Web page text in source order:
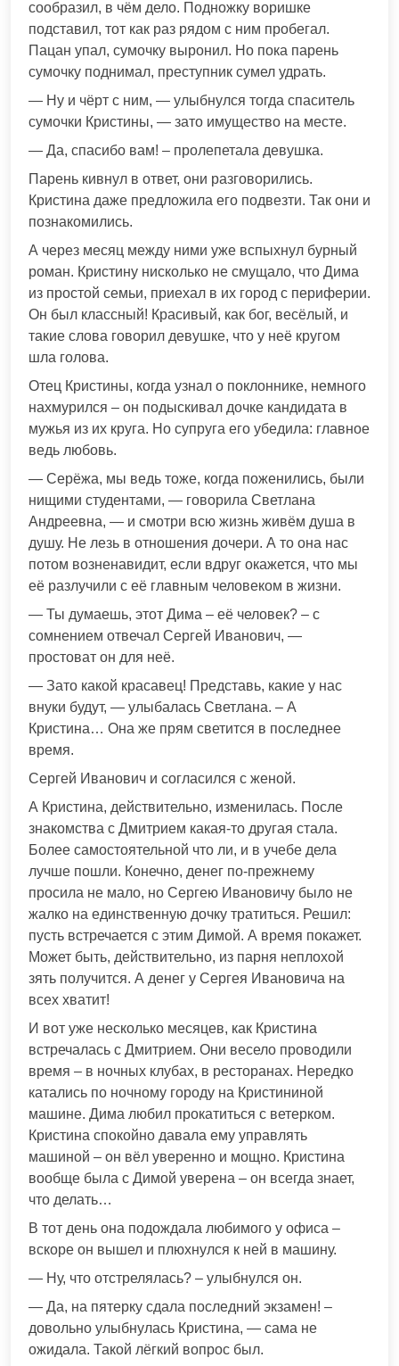
сообразил, в чём дело. Подножку воришке
подставил, тот как раз рядом с ним пробегал.
Пацан упал, сумочку выронил. Но пока парень
сумочку поднимал, преступник сумел удрать.
— Ну и чёрт с ним, — улыбнулся тогда спаситель
сумочки Кристины, — зато имущество на месте.
— Да, спасибо вам! – пролепетала девушка.
Парень кивнул в ответ, они разговорились.
Кристина даже предложила его подвезти. Так они и
познакомились.
А через месяц между ними уже вспыхнул бурный
роман. Кристину нисколько не смущало, что Дима
из простой семьи, приехал в их город с периферии.
Он был классный! Красивый, как бог, весёлый, и
такие слова говорил девушке, что у неё кругом
шла голова.
Отец Кристины, когда узнал о поклоннике, немного
нахмурился – он подыскивал дочке кандидата в
мужья из их круга. Но супруга его убедила: главное
ведь любовь.
— Серёжа, мы ведь тоже, когда поженились, были
нищими студентами, — говорила Светлана
Андреевна, — и смотри всю жизнь живём душа в
душу. Не лезь в отношения дочери. А то она нас
потом возненавидит, если вдруг окажется, что мы
её разлучили с её главным человеком в жизни.
— Ты думаешь, этот Дима – её человек? – с
сомнением отвечал Сергей Иванович, —
простоват он для неё.
— Зато какой красавец! Представь, какие у нас
внуки будут, — улыбалась Светлана. – А
Кристина… Она же прям светится в последнее
время.
Сергей Иванович и согласился с женой.
А Кристина, действительно, изменилась. После
знакомства с Дмитрием какая-то другая стала.
Более самостоятельной что ли, и в учебе дела
лучше пошли. Конечно, денег по-прежнему
просила не мало, но Сергею Ивановичу было не
жалко на единственную дочку тратиться. Решил:
пусть встречается с этим Димой. А время покажет.
Может быть, действительно, из парня неплохой
зять получится. А денег у Сергея Ивановича на
всех хватит!
И вот уже несколько месяцев, как Кристина
встречалась с Дмитрием. Они весело проводили
время – в ночных клубах, в ресторанах. Нередко
катались по ночному городу на Кристининой
машине. Дима любил прокатиться с ветерком.
Кристина спокойно давала ему управлять
машиной – он вёл уверенно и мощно. Кристина
вообще была с Димой уверена – он всегда знает,
что делать…
В тот день она подождала любимого у офиса –
вскоре он вышел и плюхнулся к ней в машину.
— Ну, что отстрелялась? – улыбнулся он.
— Да, на пятерку сдала последний экзамен! –
довольно улыбнулась Кристина, — сама не
ожидала. Такой лёгкий вопрос был.